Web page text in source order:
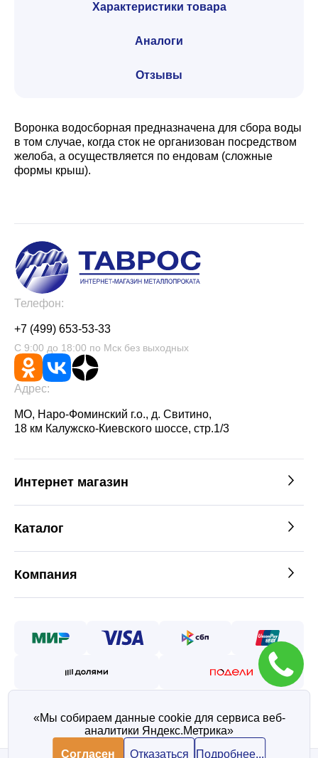
Характеристики товара
Аналоги
Отзывы
Воронка водосборная предназначена для сбора воды
в том случае, когда сток не организован посредством
желоба, а осуществляется по ендовам (сложные
формы крыш).
Телефон:
+7 (499) 653-53-33
С 9:00 до 18:00 по Мск без выходных
Адрес:
МО, Наро-Фоминский г.о., д. Свитино,
18 км Калужско-Киевского шоссе, стр.1/3
Интернет магазин
Каталог
Компания
©2026 — Таврос интернет
магазин металлопроката
«Мы собираем данные cookie для сервиса веб-
аналитики Яндекс.Метрика»
Согласен
Отказаться Подробнее...